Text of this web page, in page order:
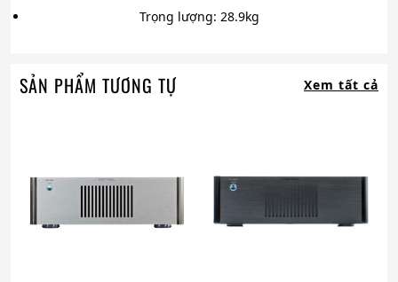
Trọng lượng: 28.9kg
SẢN PHẨM TƯƠNG TỰ Xem tất cả